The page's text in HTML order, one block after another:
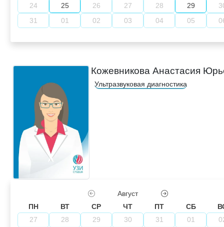
24
25 26 27 28 29
31
01 02 03 04 05
Кожевникова Анастасия
Ультразвуковая диагностика
Август
ПН
ВТ СР ЧТ ПТ СБ
27
28 29 30 31 01